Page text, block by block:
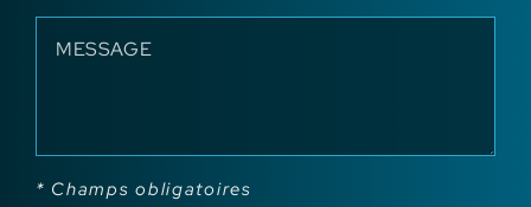
* Champs obligatoires